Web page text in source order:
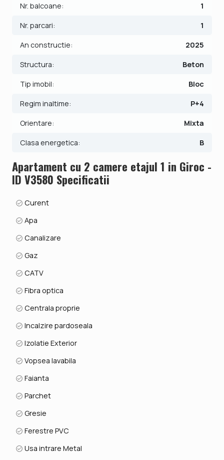
Pretul este de 104.990€ + comisionul standard al agentiei.
Se accepta ca si modalitate de plata cash si credit bancar.
cu preturi reale si ultimele anunturi imobiliare adaugate
intrati acum pe site-ul oficial FOXFORT Imobiliare: foxfort.ro
Nr. balcoane: 1
Nr. parcari: 1
An constructie: 2025
Structura: Beton
Tip imobil: Bloc
Regim inaltime: P+4
Orientare: Mixta
Clasa energetica: B
Apartament cu 2 camere etajul 1 in Giroc -
ID V3580 Specificatii
Curent
Apa
Canalizare
Gaz
CATV
Fibra optica
Centrala proprie
Incalzire pardoseala
Izolatie Exterior
Vopsea lavabila
Faianta
Parchet
Gresie
Ferestre PVC
Usa intrare Metal